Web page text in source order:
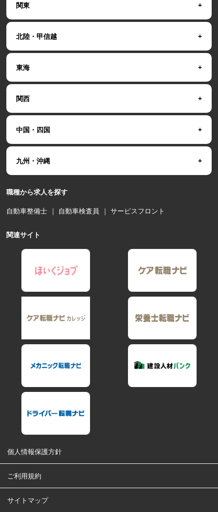
関東
北陸・甲信越
東海
関西
中国・四国
九州・沖縄
職種から求人を探す
自動車整備士 ｜ 自動車検査員 ｜サービスフロント
関連サイト
個人情報保護方針
ご利用規約
サイトマップ